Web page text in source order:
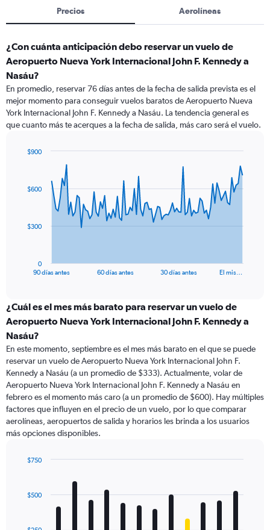
Precios Aerolíneas
¿Con cuánta anticipación debo reservar un vuelo de
Aeropuerto Nueva York Internacional John F. Kennedy a
Nasáu?
En promedio, reservar 76 días antes de la fecha de salida prevista es el
mejor momento para conseguir vuelos baratos de Aeropuerto Nueva
York Internacional John F. Kennedy a Nasáu. La tendencia general es
que cuanto más te acerques a la fecha de salida, más caro será el vuelo.
data
The
categories.
Range:
91
categories.
The
chart
has
1
Y
axis
displaying
values.
to
90 días antes 60 días antes 30 días antes El mis…
0
$300
$600
$900
¿Cuál es el mes más barato para reservar un vuelo de
Aeropuerto Nueva York Internacional John F. Kennedy a
Nasáu?
En este momento, septiembre es el mes más barato en el que se puede
reservar un vuelo de Aeropuerto Nueva York Internacional John F.
Kennedy a Nasáu (a un promedio de $333). Actualmente, volar de
Aeropuerto Nueva York Internacional John F. Kennedy a Nasáu en
febrero es el momento más caro (a un promedio de $600). Hay múltiples
factores que influyen en el precio de un vuelo, por lo que comparar
aerolíneas, aeropuertos de salida y horarios les brinda a los usuarios
más opciones disponibles.
with
12
$500
$750